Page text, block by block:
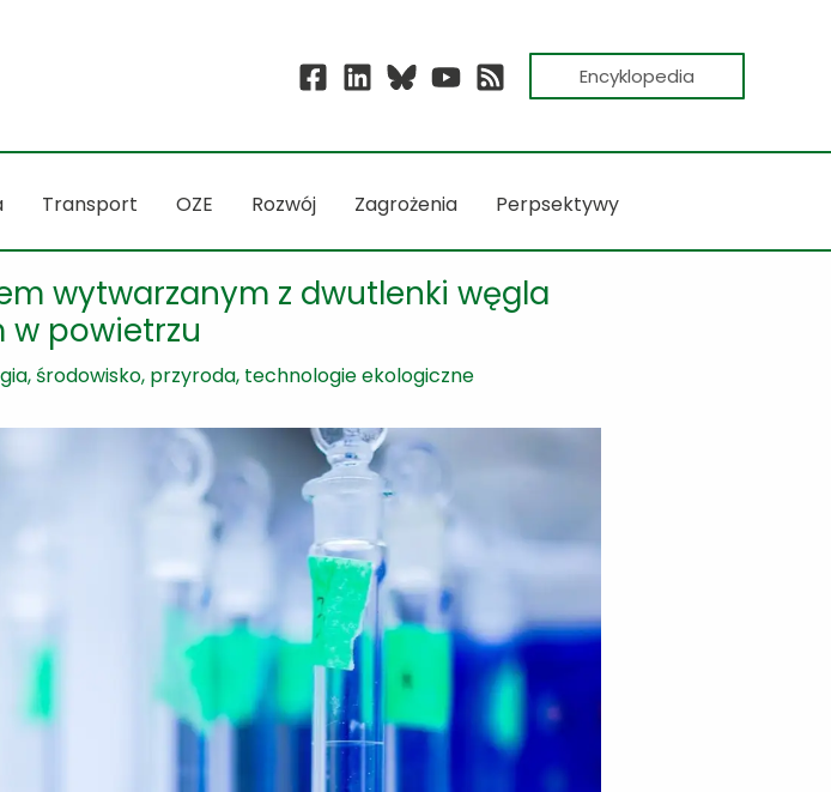
Encyklopedia
Transport OZE Rozwój Zagrożenia Perpsektywy
wytwarzanym z dwutlenki węgla
w powietrzu
środowisko, przyroda, technologie ekologiczne